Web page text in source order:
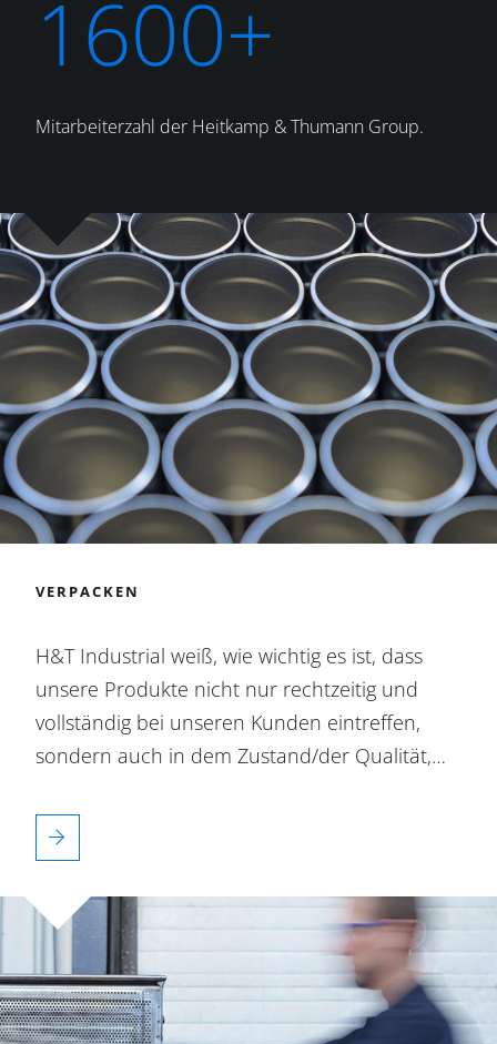
1600+
Mitarbeiterzahl der Heitkamp & Thumann Group.
VERPACKEN
H&T Industrial weiß, wie wichtig es ist, dass
unsere Produkte nicht nur rechtzeitig und
vollständig bei unseren Kunden eintreffen,
sondern auch in dem Zustand/der Qualität,…